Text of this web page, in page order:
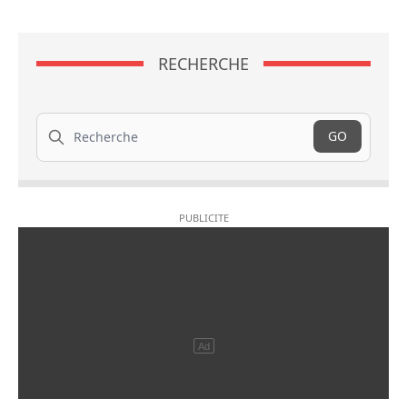
RECHERCHE
Recherche
GO